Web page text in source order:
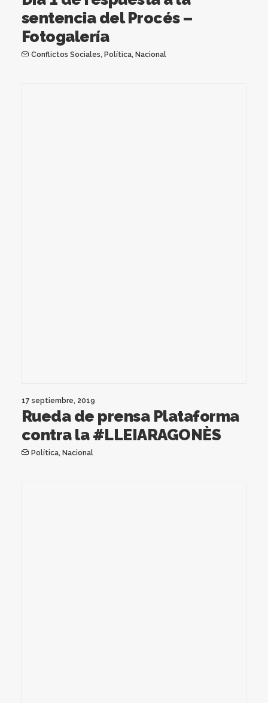
sentencia del Procés –
Fotogalería
Conflictos Sociales, Política, Nacional
17 septiembre, 2019
Rueda de prensa Plataforma
contra la #LLEIARAGONÈS
Política, Nacional